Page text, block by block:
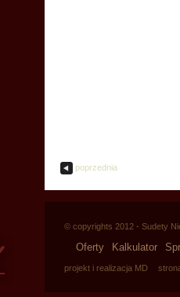
poprzednia
© copyrights 2012 - Sudety
Oferty Kalkulator
projekt i realizacja MD